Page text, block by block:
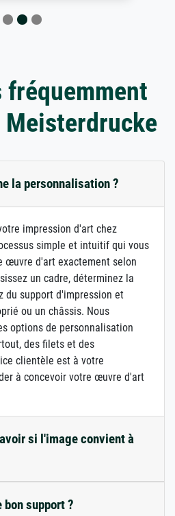
fréquemment
Meisterdrucke
la personnalisation ?
impression d'art chez
simple et intuitif qui vous
œuvre d'art exactement selon
un cadre, déterminez la
du support d'impression et
ou un châssis. Nous
options de personnalisation
des filets et des
clientèle est à votre
à concevoir votre œuvre d'art
si l'image convient à
support ?